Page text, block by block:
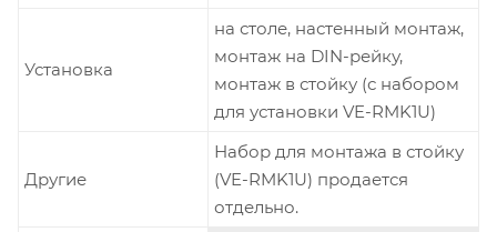
Установка
на столе, настенный монтаж,
монтаж на DIN-рейку,
монтаж в стойку (с набором
для установки VE-RMK1U)
Другие
Набор для монтажа в стойку
(VE-RMK1U) продается
отдельно.